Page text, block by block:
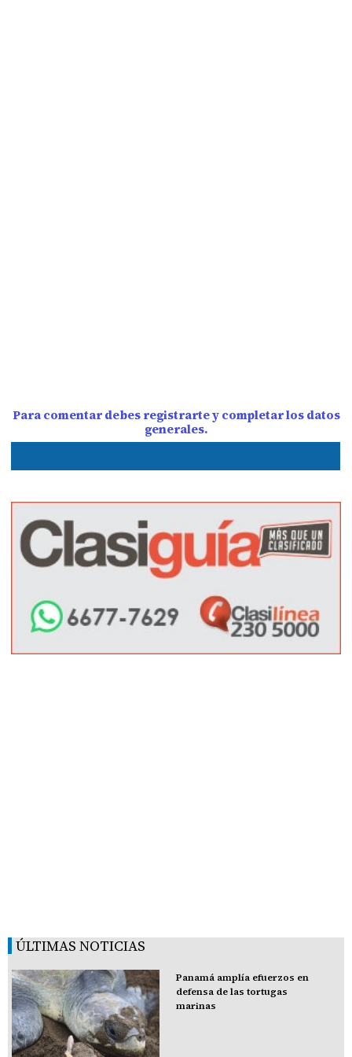
Para comentar debes registrarte y completar los datos
generales.
ÚLTIMAS NOTICIAS
Panamá amplía efuerzos en
defensa de las tortugas
marinas